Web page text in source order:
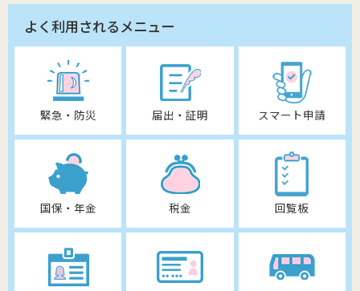
よく利用されるメニュー
緊急・防災 届出・証明 スマート申請
国保・年金 税金 回覧板